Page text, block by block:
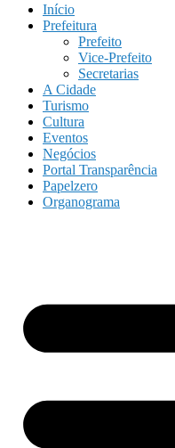
Início
Prefeitura
Prefeito
Vice-Prefeito
Secretarias
A Cidade
Turismo
Cultura
Eventos
Negócios
Portal Transparência
Papelzero
Organograma